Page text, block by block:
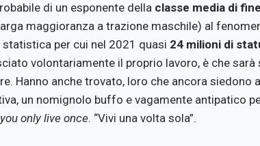
di un esponente della classe media di
maggioranza a trazione maschile) al
statistica per cui nel 2021 quasi 24 milioni di
volontariamente il proprio lavoro, è che
Hanno anche trovato, loro che ancora siedono
un nomignolo buffo e vagamente antipatico
you only live once. “Vivi una volta sola”.